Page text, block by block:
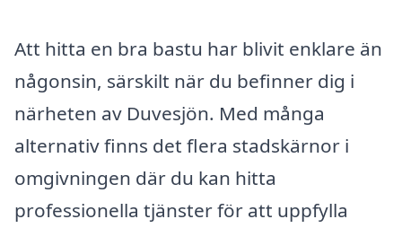
Att hitta en bra bastu har blivit enklare än
någonsin, särskilt när du befinner dig i
närheten av Duvesjön. Med många
alternativ finns det flera stadskärnor i
omgivningen där du kan hitta
professionella tjänster för att uppfylla